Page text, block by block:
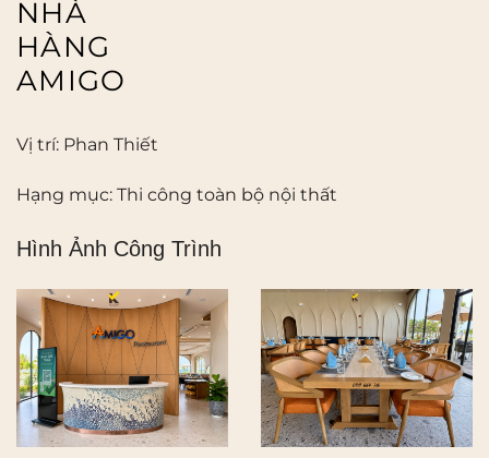
NHÀ
HÀNG
AMIGO
Vị trí: Phan Thiết
Hạng mục: Thi công toàn bộ nội thất
Hình Ảnh Công Trình